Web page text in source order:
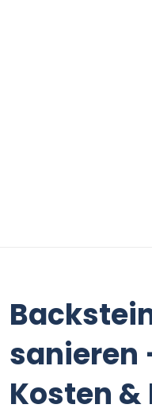
sanieren
Kosten &